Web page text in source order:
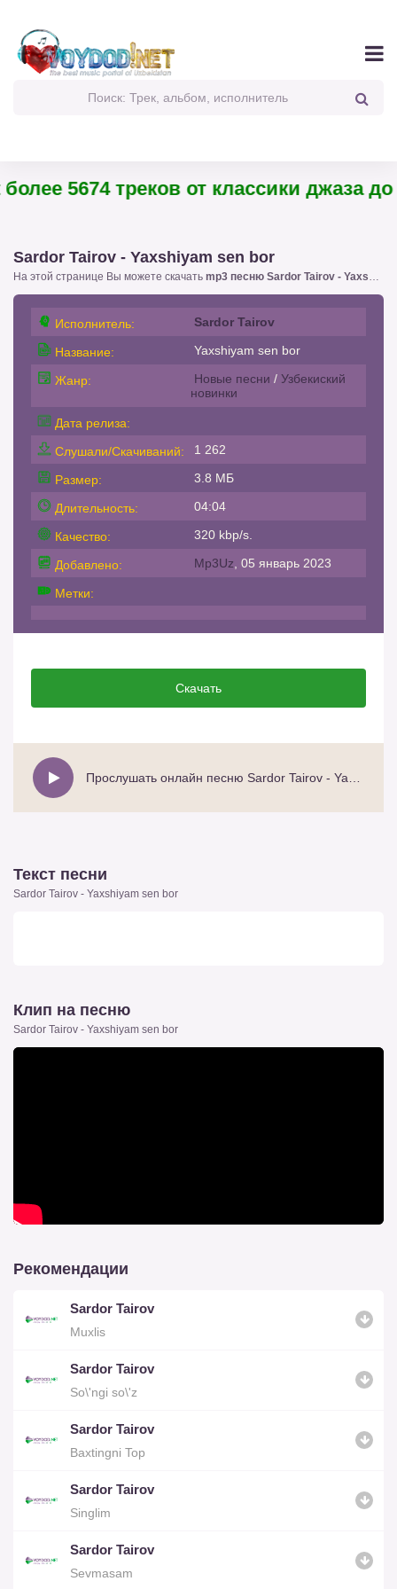
5674 треков от классики джаза до
Sardor Tairov - Yaxshiyam sen bor
На этой странице Вы можете скачать mp3 песню Sardor Tairov - Yaxshiyam sen bor
Исполнитель: Sardor Tairov
Название: Yaxshiyam sen bor
Жанр: Новые песни / Узбекиский
новинки
Дата релиза:
Слушали/Скачиваний:
1 262
Размер: 3.8 МБ
Длительность: 04:04
Качество: 320 kbp/s.
Добавлено: Mp3Uz , 05 январь 2023
Метки:
Скачать
Текст песни
Sardor Tairov - Yaxshiyam sen bor
Клип на песню
Sardor Tairov - Yaxshiyam sen bor
Рекомендации
Sardor Tairov
Muxlis
Sardor Tairov
So\'ngi so\'z
Sardor Tairov
Baxtingni Top
Sardor Tairov
Singlim
Sardor Tairov
Sevmasam